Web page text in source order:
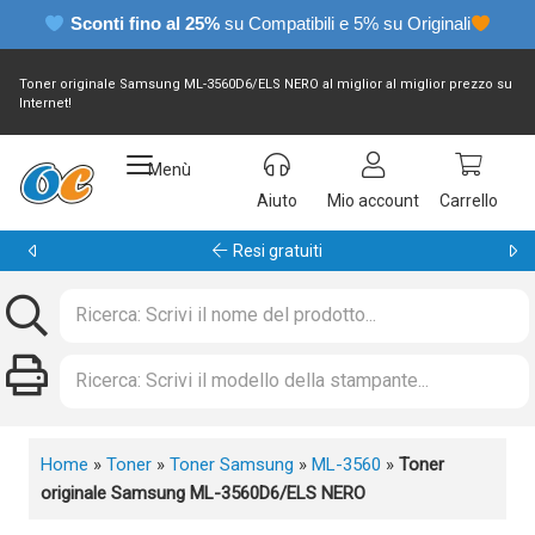
Sconti fino al 25% su Compatibili e 5% su Originali
Toner originale Samsung ML-3560D6/ELS NERO al miglior al miglior prezzo su
Internet!
Menù
Aiuto
Mio account Carrello
Garanzia 24 mesi
Home » Toner » Toner Samsung » ML-3560 » Toner
originale Samsung ML-3560D6/ELS NERO